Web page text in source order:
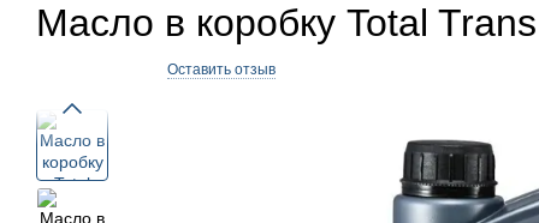
Масло в коробку Total
Оставить отзыв